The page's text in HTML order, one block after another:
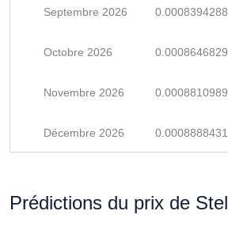
Septembre 2026
Octobre 2026
Novembre 2026
Décembre 2026
Prédictions du prix de